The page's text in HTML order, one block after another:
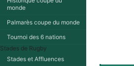
monde
Palmarès coupe du monde
Tournoi des 6 nations
Stades de Rugby
Stades et Affluences